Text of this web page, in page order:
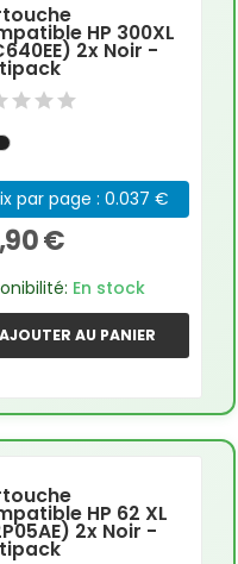
HP 300XL
2x Noir -
par page : 0.037 €
€
En stock
AJOUTER AU PANIER
HP 62 XL
2x Noir -